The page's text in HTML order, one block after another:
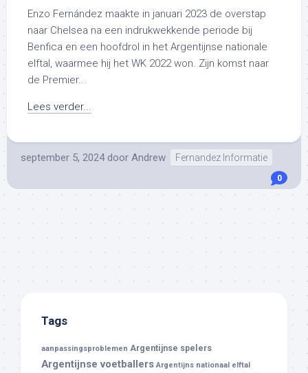
Enzo Fernández maakte in januari 2023 de overstap
naar Chelsea na een indrukwekkende periode bij
Benfica en een hoofdrol in het Argentijnse nationale
elftal, waarmee hij het WK 2022 won. Zijn komst naar
de Premier...
Lees verder...
september 5, 2024 door Andrew Fernandez Informatie
0
Tags
aanpassingsproblemen Argentijnse spelers
Argentijnse voetballers Argentijns nationaal elftal